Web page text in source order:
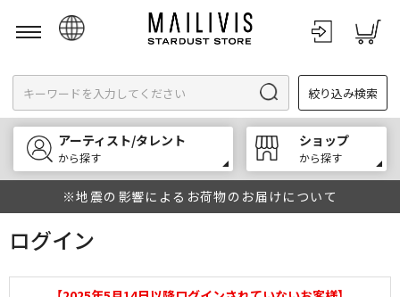
English
한국어
中文
絞り込み検索
アーティスト/タレント
から探す
ショップ
から探す
※地震の影響によるお荷物のお届けについて
ログイン